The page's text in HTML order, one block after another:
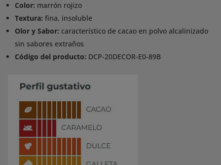
Color: marrón rojizo
Textura: fina, insoluble
Olor y Sabor: característico de cacao en polvo alcalinizado
sin sabores extraños
Código del producto: DCP-20DECOR-E0-89B